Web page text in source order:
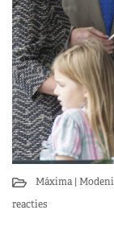
Máxima
reacties